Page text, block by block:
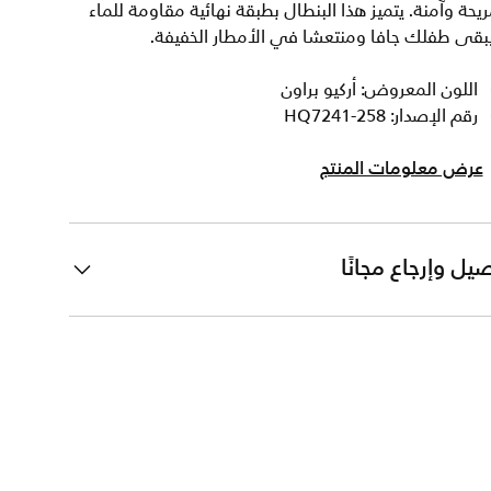
وآمنة. يتميز هذا البنطال بطبقة نهائية مقاومة للماء
طفلك جافا ومنتعشا في الأمطار الخفيفة.
اللون المعروض: أركيو براون
رقم الإصدار: HQ7241-258
عرض معلومات المنتج
وإرجاع مجانًا